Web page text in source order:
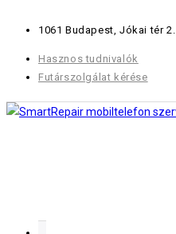
content
1061 Budapest, Jókai tér 2.
Hasznos tudnivalók
Futárszolgálat kérése